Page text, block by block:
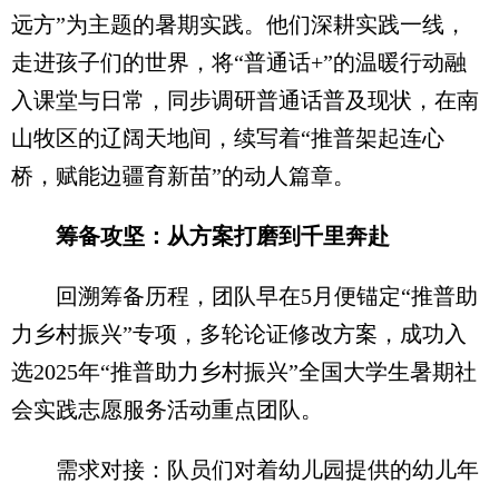
远方”为主题的暑期实践。他们深耕实践一线，
走进孩子们的世界，将“普通话+”的温暖行动融
入课堂与日常，同步调研普通话普及现状，在南
山牧区的辽阔天地间，续写着“推普架起连心
桥，赋能边疆育新苗”的动人篇章。
筹备攻坚：从方案打磨到千里奔赴
回溯筹备历程，团队早在5月便锚定“推普助
力乡村振兴”专项，多轮论证修改方案，成功入
选2025年“推普助力乡村振兴”全国大学生暑期社
会实践志愿服务活动重点团队。
需求对接：队员们对着幼儿园提供的幼儿年